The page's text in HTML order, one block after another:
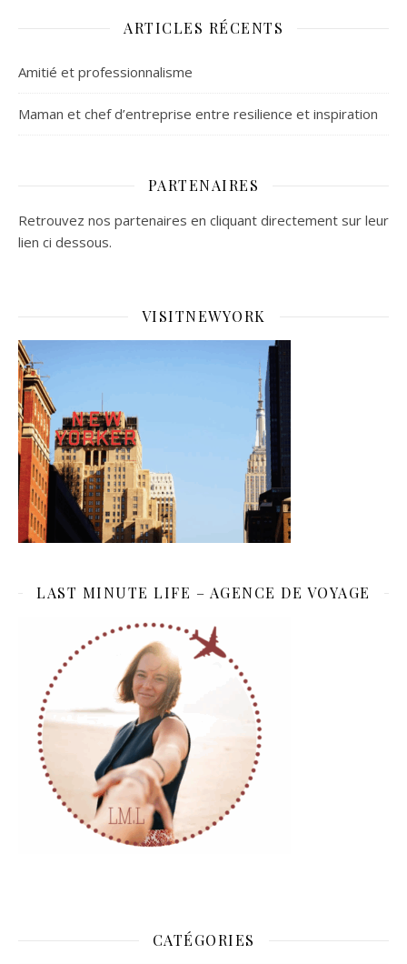
ARTICLES RÉCENTS
Amitié et professionnalisme
Maman et chef d’entreprise entre resilience et inspiration
PARTENAIRES
Retrouvez nos partenaires en cliquant directement sur leur
lien ci dessous.
VISITNEWYORK
LAST MINUTE LIFE – AGENCE DE VOYAGE
CATÉGORIES